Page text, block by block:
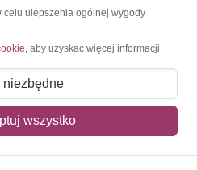
celu ulepszenia ogólnej wygody
, aby uzyskać więcej informacji.
niezbędne
wszystko